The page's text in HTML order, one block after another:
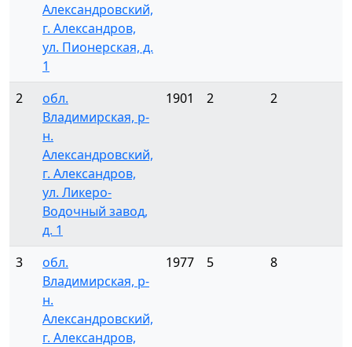
Александровский,
г. Александров,
ул. Пионерская, д.
1
2
обл.
Владимирская, р-
н.
Александровский,
г. Александров,
ул. Ликеро-
Водочный завод,
д. 1
1901 2 2
3
обл.
Владимирская, р-
н.
Александровский,
г. Александров,
1977 5 8